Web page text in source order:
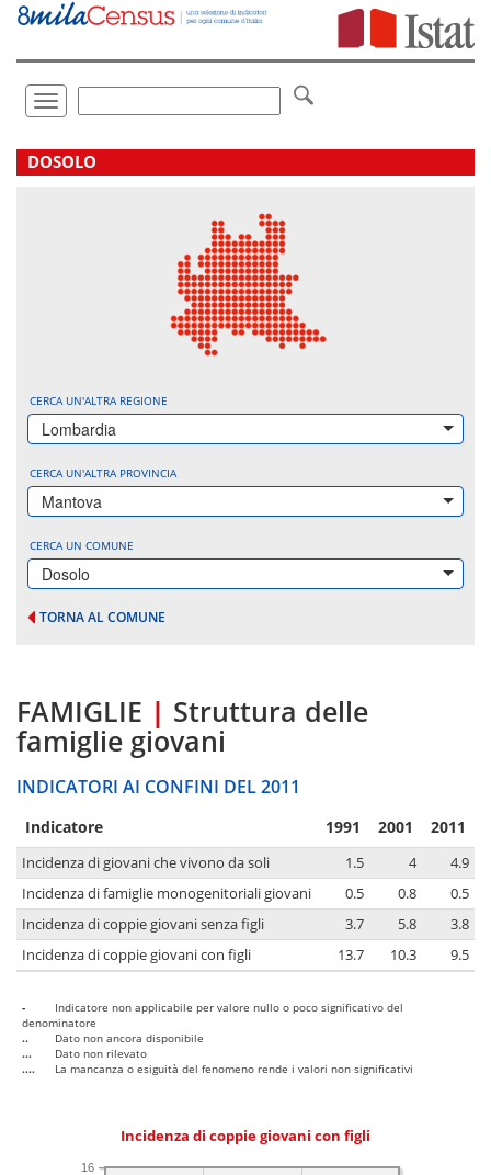
Vai
direttamente
Toggle
navigation
.
DOSOLO
CERCA UN'ALTRA REGIONE
Lombardia
CERCA UN'ALTRA PROVINCIA
Mantova
CERCA UN COMUNE
Dosolo
TORNA AL COMUNE
FAMIGLIE | Struttura delle
famiglie giovani
INDICATORI AI CONFINI DEL 2011
Indicatore 1991 2001 2011
Incidenza di giovani che vivono da soli 1.5 4
4.9
Incidenza di famiglie monogenitoriali giovani
0.5 0.8
0.5
Incidenza di coppie giovani senza figli
3.7 5.8
3.8
Incidenza di coppie giovani con figli
13.7 10.3 9.5
-
Indicatore non applicabile per valore nullo o poco significativo del
denominatore
..
Dato non ancora disponibile
...
Dato non rilevato
....
La mancanza o esiguità del fenomeno rende i valori non significativi
Incidenza di coppie giovani con figli
16